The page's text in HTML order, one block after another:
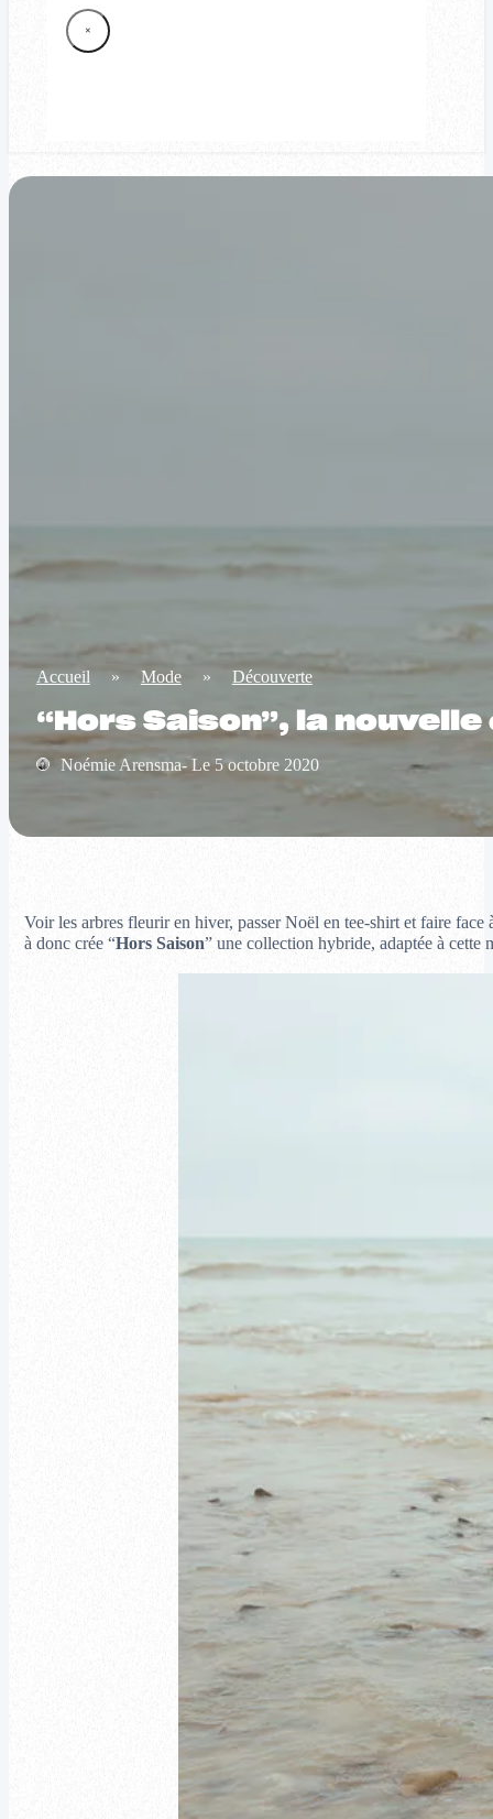
×
Accueil » Mode » Découverte
“Hors Saison”, la
Noémie Arensma- Le 5 octobre 2020
Voir les arbres fleurir en hiver, passer Noël en tee-shirt et faire
à donc crée “Hors Saison” une collection hybride, adaptée à cette